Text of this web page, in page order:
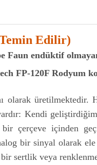
Edilir)
Faun endüktif
FP-120F Rodyum
olarak
Kendi
çerçeve içinden
bir sinyal olarak
sertlik veya